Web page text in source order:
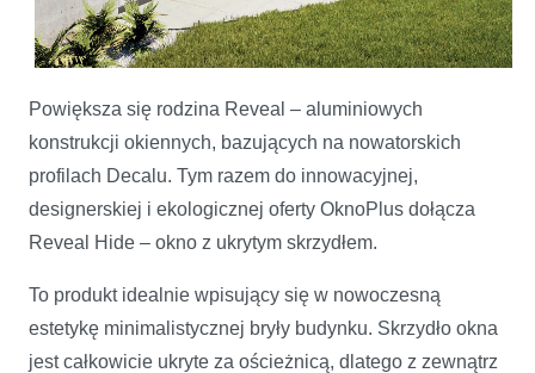
Powiększa się rodzina Reveal – aluminiowych
konstrukcji okiennych, bazujących na nowatorskich
profilach Decalu. Tym razem do innowacyjnej,
designerskiej i ekologicznej oferty OknoPlus dołącza
Reveal Hide – okno z ukrytym skrzydłem.
To produkt idealnie wpisujący się w nowoczesną
estetykę minimalistycznej bryły budynku. Skrzydło okna
jest całkowicie ukryte za ościeżnicą, dlatego z zewnątrz